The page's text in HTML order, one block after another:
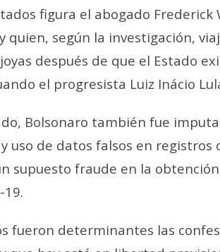
figura el abogado Frederick
quien, según la investigación,
después de que el Estado
el progresista Luiz Inácio
Bolsonaro también fue
uso de datos falsos en registros
supuesto fraude en la
fueron determinantes las